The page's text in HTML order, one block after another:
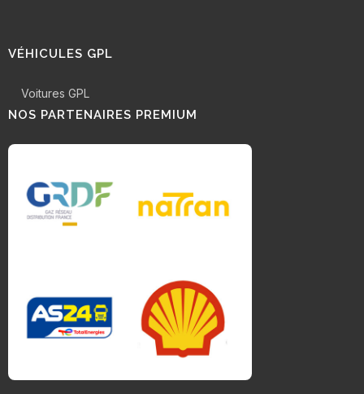
VÉHICULES GPL
Voitures GPL
NOS PARTENAIRES PREMIUM